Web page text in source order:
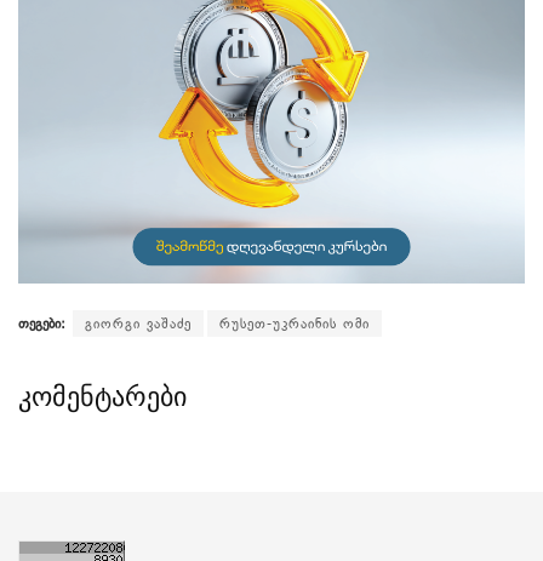
თეგები: გიორგი ვაშაძე რუსეთ-უკრაინის ომი
კომენტარები